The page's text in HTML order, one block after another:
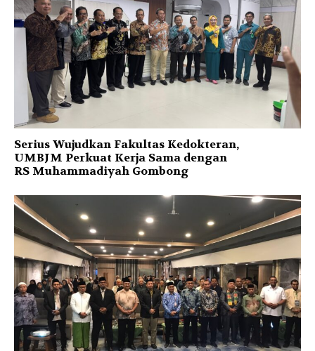
Serius Wujudkan Fakultas Kedokteran,
UMBJM Perkuat Kerja Sama dengan
RS Muhammadiyah Gombong